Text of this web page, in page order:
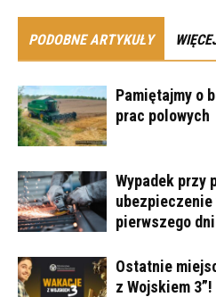
PODOBNE ARTYKUŁY
Pamiętajmy o
prac polowych
Wypadek przy
ubezpieczenie
pierwszego
Ostatnie
z Wojskiem 3”!